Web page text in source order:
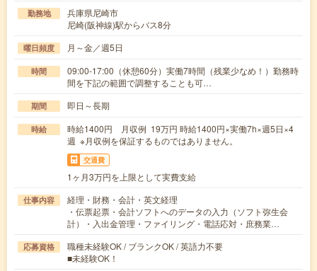
勤務地
兵庫県尼崎市
尼崎(阪神線)駅からバス8分
曜日頻度 月～金／週5日
時間
09:00-17:00（休憩60分）実働7時間（残業少なめ！）勤務時
間を下記の範囲で調整することも可…
期間 即日～長期
時給
時給1400円 月収例 19万円 時給1400円×実働7h×週5日×4
週 ※月収例を保証するものではありません。
交通費
1ヶ月3万円を上限として実費支給
仕事内容
経理・財務・会計・英文経理
・伝票起票・会計ソフトへのデータの入力（ソフト弥生会
計）・入出金管理・ファイリング・電話応対・庶務業…
応募資格
職種未経験OK / ブランクOK / 英語力不要
■未経験OK！